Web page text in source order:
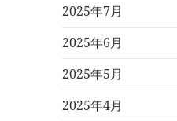
2025年7月
2025年6月
2025年5月
2025年4月